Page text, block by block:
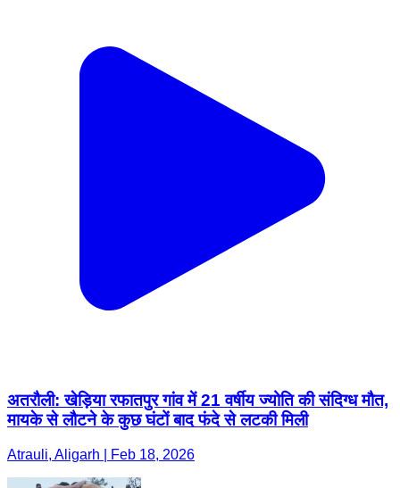
अतरौली: खेड़िया रफातपुर गांव में 21 वर्षीय ज्योति की संदिग्ध मौत,
मायके से लौटने के कुछ घंटों बाद फंदे से लटकी मिली
Atrauli, Aligarh | Feb 18, 2026